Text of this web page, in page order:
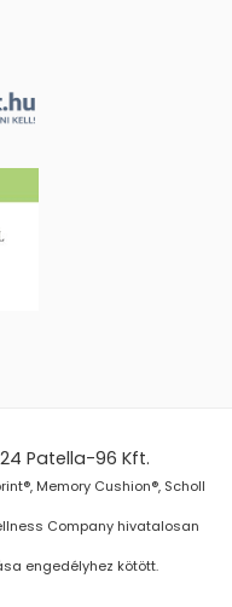
Patella-96 Kft.
Memory Cushion®, Scholl
Company hivatalosan
engedélyhez kötött.